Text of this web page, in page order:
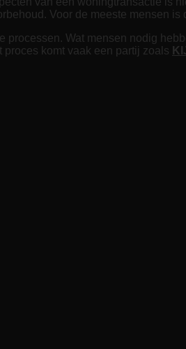
Voor de meeste mensen
processen. Wat mensen nodig
komt vaak een partij zoals